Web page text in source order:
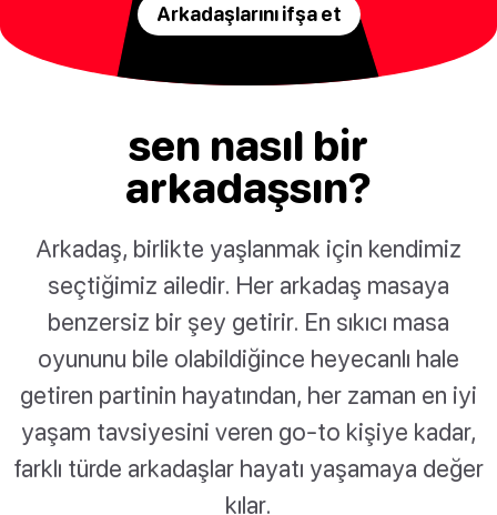
Arkadaşlarını ifşa et
sen nasıl bir
arkadaşsın?
Arkadaş, birlikte yaşlanmak için kendimiz
seçtiğimiz ailedir. Her arkadaş masaya
benzersiz bir şey getirir. En sıkıcı masa
oyununu bile olabildiğince heyecanlı hale
getiren partinin hayatından, her zaman en iyi
yaşam tavsiyesini veren go-to kişiye kadar,
farklı türde arkadaşlar hayatı yaşamaya değer
kılar.